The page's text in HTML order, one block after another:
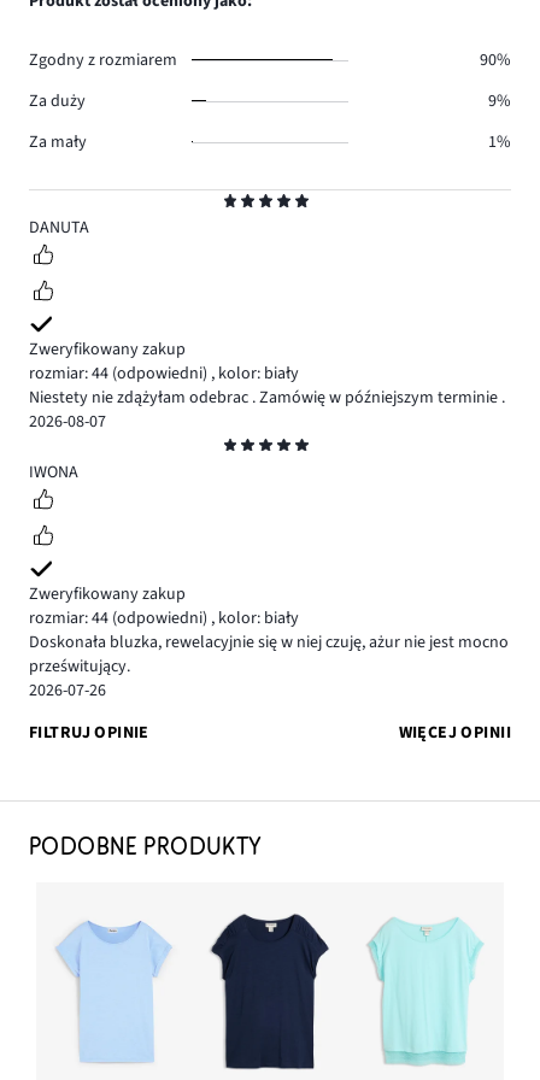
5
DANUTA
Zweryfikowany zakup
rozmiar: 44 (odpowiedni) , kolor: biały
Niestety nie zdążyłam odebrac . Zamówię w późniejszym terminie .
2026-08-07
5
IWONA
Zweryfikowany zakup
rozmiar: 44 (odpowiedni) , kolor: biały
Doskonała bluzka, rewelacyjnie się w niej czuję, ażur nie jest mocno
prześwitujący.
2026-07-26
FILTRUJ OPINIE
WIĘCEJ OPINII
Zgodny z rozmiarem
90%
Za duży
9%
Za mały
1%
PODOBNE PRODUKTY